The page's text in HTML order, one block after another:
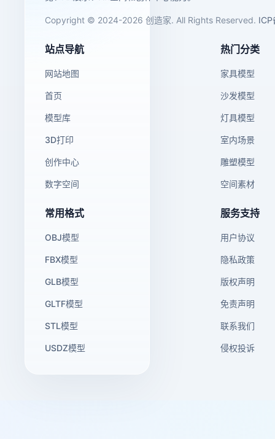
Copyright © 2024-2026 创造家. All Rights Reserved. ICP
站点导航
网站地图
首页
模型库
3D打印
创作中心
数字空间
热门分类
家具模型
沙发模型
灯具模型
室内场景
雕塑模型
空间素材
常用格式
OBJ模型
FBX模型
GLB模型
GLTF模型
STL模型
USDZ模型
服务支持
用户协议
隐私政策
版权声明
免责声明
联系我们
侵权投诉